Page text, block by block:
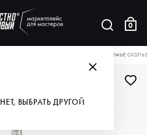
0
НЕТ, ВЫБРАТЬ ДРУГОЙ
KIEPE НОЖНИЦЫ ПРЯМЫЕ